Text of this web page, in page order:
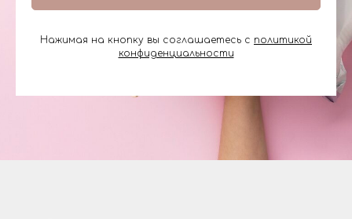
Нажимая на кнопку вы соглашаетесь с политикой
конфиденциальности